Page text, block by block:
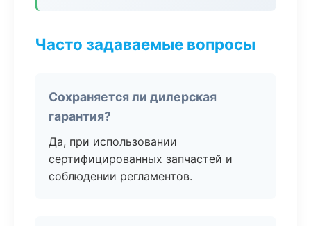
Часто задаваемые вопросы
Сохраняется ли дилерская
гарантия?
Да, при использовании
сертифицированных запчастей и
соблюдении регламентов.